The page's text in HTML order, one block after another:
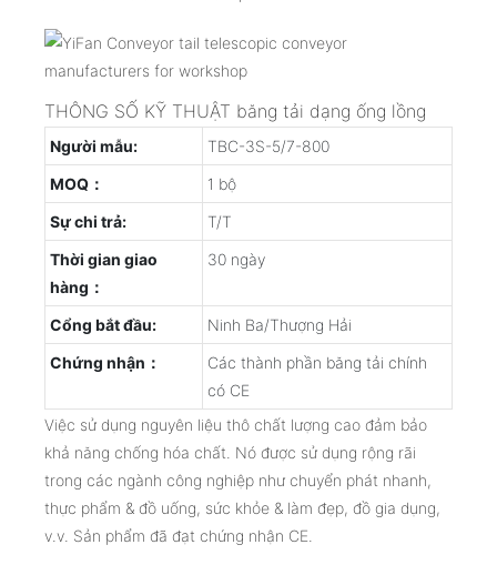
THÔNG SỐ KỸ THUẬT băng tải dạng ống lồng
Người mẫu:
TBC-3S-5/7-800
MOQ：
1 bộ
Sự chi trả:
T/T
Thời gian giao
hàng：
30 ngày
Cổng bắt đầu:
Ninh Ba/Thượng Hải
Chứng nhận：
Các thành phần băng tải chính
có CE
Việc sử dụng nguyên liệu thô chất lượng cao đảm bảo
khả năng chống hóa chất. Nó được sử dụng rộng rãi
trong các ngành công nghiệp như chuyển phát nhanh,
thực phẩm & đồ uống, sức khỏe & làm đẹp, đồ gia dụng,
v.v. Sản phẩm đã đạt chứng nhận CE.